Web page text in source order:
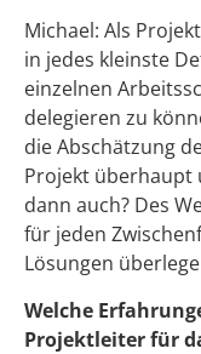
Michael: Als
in jedes kleinste
einzelnen
delegieren zu
die Abschätzung
Projekt überhaupt
dann auch? Des
für jeden
Lösungen
Welche
Projektleiter für